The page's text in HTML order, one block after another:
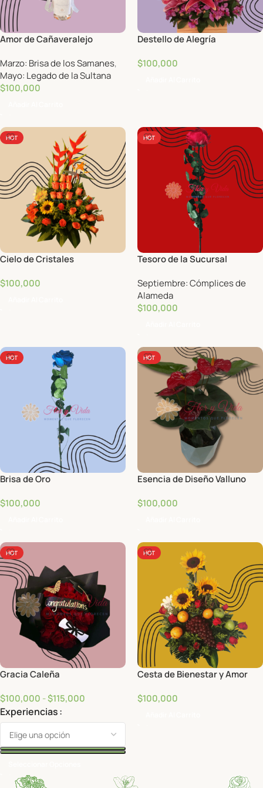
Amor de Cañaveralejo
Marzo: Brisa de los Samanes,
Mayo: Legado de la Sultana
$100,000
Destello de Alegría
$100,000
HOT
Cielo de Cristales
$100,000
HOT
Tesoro de la Sucursal
Septiembre: Cómplices de
Alameda
$100,000
HOT
Brisa de Oro
$100,000
HOT
Esencia de Diseño Valluno
$100,000
HOT
Gracia Caleña
$100,000 -$115,000
Experiencias
HOT
Cesta de Bienestar y Amor
$100,000